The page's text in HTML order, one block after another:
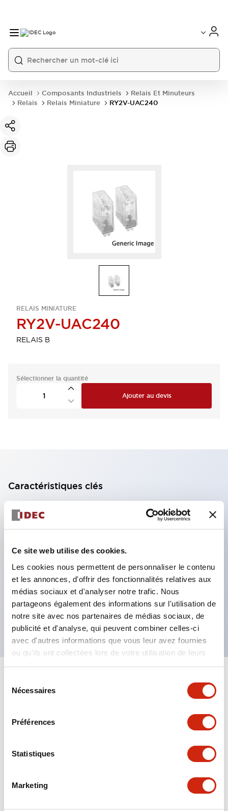
Ce site web utilise des cookies.
Les cookies nous permettent de personnaliser le contenu
et les annonces, d'offrir des fonctionnalités relatives aux
médias sociaux et d'analyser notre trafic. Nous
partageons également des informations sur l'utilisation de
notre site avec nos partenaires de médias sociaux, de
publicité et d'analyse, qui peuvent combiner celles-ci
avec d'autres informations que vous leur avez fournies
ou qu'ils ont collectées lors de votre utilisation de leurs
services.
Nécessaires
Préférences
Statistiques
Marketing
Accueil Composants Industriels
Relais Et Minuteurs
Relais
Relais Miniature RY2V-UAC240
RELAIS MINIATURE
RY2V-UAC240
RELAIS B
Sélectionner la quantité
Ajouter au devis
Caractéristiques clés
Modèle DPDT
Contacts plaqués or série RY standard
support de montage supérieur
Options de montage incluant montage supérieur,
socle DIN, socle PCB ou socle de montage sur
panneau
Tout développer+
Mechanical Specifications